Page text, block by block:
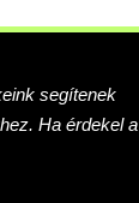
segítenek
Ha érdekel a